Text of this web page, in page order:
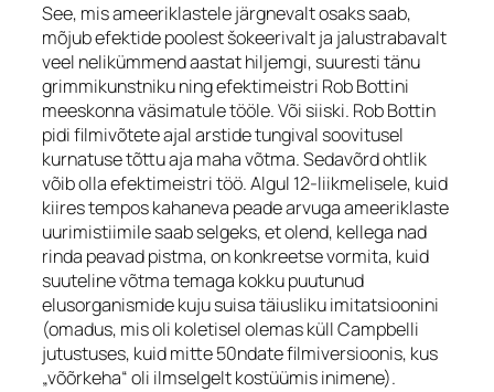
See, mis ameeriklastele järgnevalt osaks saab,
mõjub efektide poolest šokeerivalt ja jalustrabavalt
veel nelikümmend aastat hiljemgi, suuresti tänu
grimmikunstniku ning efektimeistri Rob Bottini
meeskonna väsimatule tööle. Või siiski. Rob Bottin
pidi filmivõtete ajal arstide tungival soovitusel
kurnatuse tõttu aja maha võtma. Sedavõrd ohtlik
võib olla efektimeistri töö. Algul 12-liikmelisele, kuid
kiires tempos kahaneva peade arvuga ameeriklaste
uurimistiimile saab selgeks, et olend, kellega nad
rinda peavad pistma, on konkreetse vormita, kuid
suuteline võtma temaga kokku puutunud
elusorganismide kuju suisa täiusliku imitatsioonini
(omadus, mis oli koletisel olemas küll Campbelli
jutustuses, kuid mitte 50ndate filmiversioonis, kus
„võõrkeha“ oli ilmselgelt kostüümis inimene).